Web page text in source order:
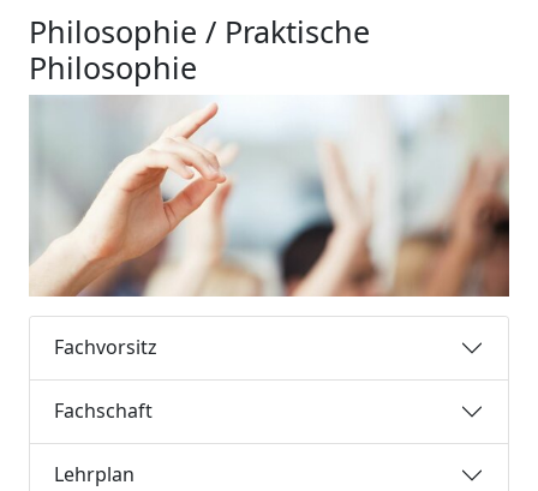
Philosophie / Praktische
Philosophie
Fachvorsitz
Fachschaft
Lehrplan